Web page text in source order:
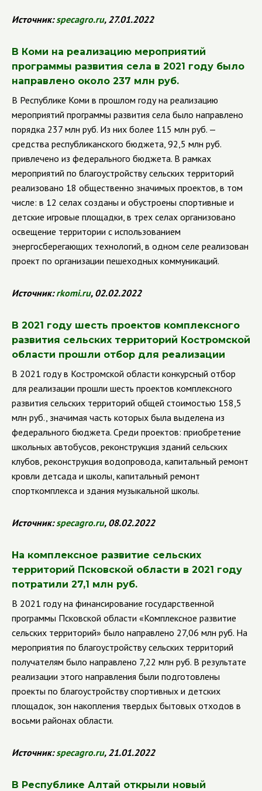
Источник:specagro.ru, 27.01.2022
В Коми на реализацию мероприятий
программы развития села в 2021 году было
направлено около 237 млн руб.
В Республике Коми в прошлом году на реализацию
мероприятий программы развития села было направлено
порядка 237 млн руб. Из них более 115 млн руб. —
средства республиканского бюджета, 92,5 млн руб.
привлечено из федерального бюджета. В рамках
мероприятий по благоустройству сельских территорий
реализовано 18 общественно значимых проектов, в том
числе: в 12 селах созданы и обустроены спортивные и
детские игровые площадки, в трех селах организовано
освещение территории с использованием
энергосберегающих технологий, в одном селе реализован
проект по организации пешеходных коммуникаций.
Источник:rkomi.ru, 02.02.2022
В 2021 году шесть проектов комплексного
развития сельских территорий Костромской
области прошли отбор для реализации
В 2021 году в Костромской области конкурсный отбор
для реализации прошли шесть проектов комплексного
развития сельских территорий общей стоимостью 158,5
млн руб., значимая часть которых была выделена из
федерального бюджета. Среди проектов: приобретение
школьных автобусов, реконструкция зданий сельских
клубов, реконструкция водопровода, капитальный ремонт
кровли детсада и школы, капитальный ремонт
спорткомплекса и здания музыкальной школы.
Источник:specagro.ru, 08.02.2022
На комплексное развитие сельских
территорий Псковской области в 2021 году
потратили 27,1 млн руб.
В 2021 году на финансирование государственной
программы Псковской области «Комплексное развитие
сельских территорий» было направлено 27,06 млн руб. На
мероприятия по благоустройству сельских территорий
получателям было направлено 7,22 млн руб. В результате
реализации этого направления были подготовлены
проекты по благоустройству спортивных и детских
площадок, зон накопления твердых бытовых отходов в
восьми районах области.
Источник:specagro.ru, 21.01.2022
В Республике Алтай открыли новый